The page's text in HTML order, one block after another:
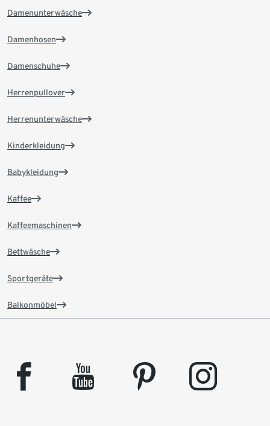
Damenunterwäsche
Damenhosen
Damenschuhe
Herrenpullover
Herrenunterwäsche
Kinderkleidung
Babykleidung
Kaffee
Kaffeemaschinen
Bettwäsche
Sportgeräte
Balkonmöbel
facebook youtube pinterest instagram